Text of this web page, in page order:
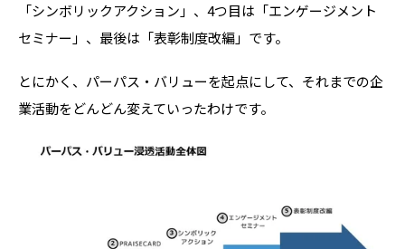
「シンボリックアクション」、4つ目は「エンゲージメント
セミナー」、最後は「表彰制度改編」です。
とにかく、パーパス・バリューを起点にして、それまでの企
業活動をどんどん変えていったわけです。